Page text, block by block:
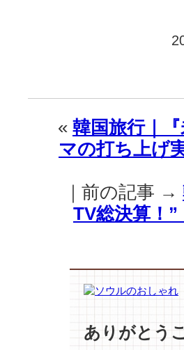
« 韓国旅行｜
マの打ち上げ
｜前の記事 →
TV総決算！
ありがとう